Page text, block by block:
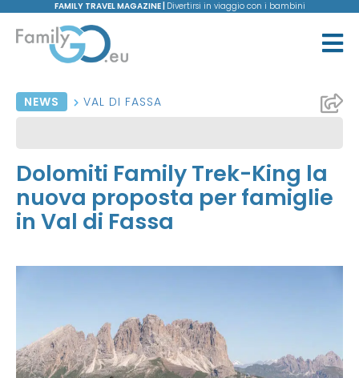
FAMILY TRAVEL MAGAZINE | Divertirsi in viaggio con i bambini
NEWS VAL DI FASSA
Dolomiti Family Trek-King la
nuova proposta per famiglie
in Val di Fassa